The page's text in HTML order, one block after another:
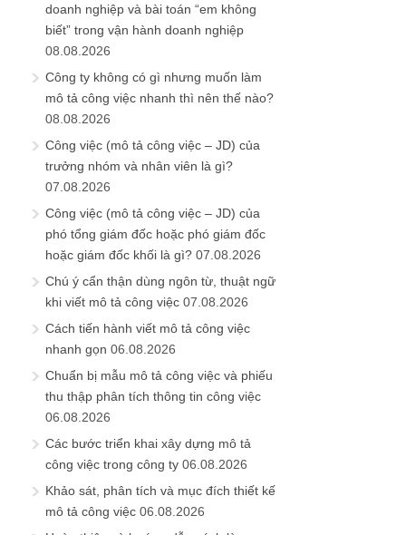
doanh nghiệp và bài toán “em không
biết” trong vận hành doanh nghiệp
08.08.2026
Công ty không có gì nhưng muốn làm
mô tả công việc nhanh thì nên thế nào?
08.08.2026
Công việc (mô tả công việc – JD) của
trưởng nhóm và nhân viên là gì?
07.08.2026
Công việc (mô tả công việc – JD) của
phó tổng giám đốc hoặc phó giám đốc
hoặc giám đốc khối là gì? 07.08.2026
Chú ý cẩn thận dùng ngôn từ, thuật ngữ
khi viết mô tả công việc 07.08.2026
Cách tiến hành viết mô tả công việc
nhanh gọn 06.08.2026
Chuẩn bị mẫu mô tả công việc và phiếu
thu thập phân tích thông tin công việc
06.08.2026
Các bước triển khai xây dựng mô tả
công việc trong công ty 06.08.2026
Khảo sát, phân tích và mục đích thiết kế
mô tả công việc 06.08.2026